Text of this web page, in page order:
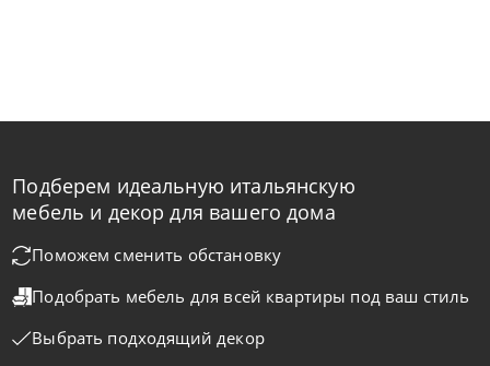
Tomasella
Подберем идеальную итальянскую
мебель и декор для вашего дома
Поможем сменить обстановку
Подобрать мебель для всей квартиры под ваш стиль
Выбрать подходящий декор